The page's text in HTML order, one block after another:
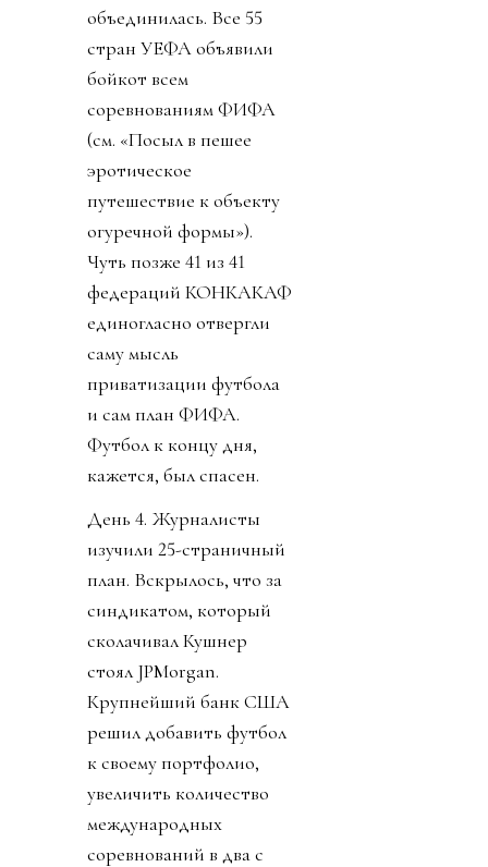
объединилась. Все 55
стран УЕФА объявили
бойкот всем
соревнованиям ФИФА
(см. «Посыл в пешее
эротическое
путешествие к объекту
огуречной формы»).
Чуть позже 41 из 41
федераций КОНКАКАФ
единогласно отвергли
саму мысль
приватизации футбола
и сам план ФИФА.
Футбол к концу дня,
кажется, был спасен.
День 4. Журналисты
изучили 25-страничный
план. Вскрылось, что за
синдикатом, который
сколачивал Кушнер
стоял JPMorgan.
Крупнейший банк США
решил добавить футбол
к своему портфолио,
увеличить количество
международных
соревнований в два с